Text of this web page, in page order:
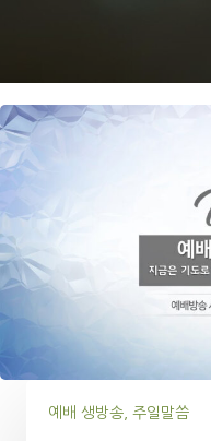
예배 생방송, 주일말씀